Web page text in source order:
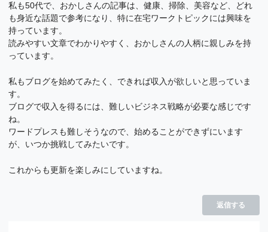
私も50代で、おかしさんの記事は、健康、掃除、美容など、どれ
も身近な話題で参考になり、特に在宅ワークトピックには興味を
持っています。
読みやすい文章でわかりやすく、おかしさんの人柄に親しみを持
っています。
私もブログを始めてみたく、できれば収入が欲しいと思っていま
す。
ブログで収入を得るには、難しいビジネス戦略が必要な感じです
ね。
ワードプレスも難しそうなので、始めることができずにいます
が、いつか挑戦してみたいです。
これからも更新を楽しみにしていますね。
返信する